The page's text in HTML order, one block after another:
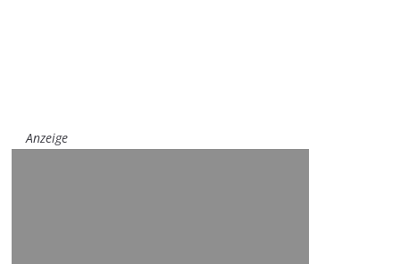
Anzeige